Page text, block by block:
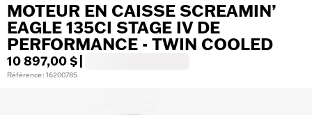
MOTEUR EN CAISSE SCREAMIN’
EAGLE 135CI STAGE IV DE
PERFORMANCE - TWIN COOLED
10 897,00 $
Référence : 16200785